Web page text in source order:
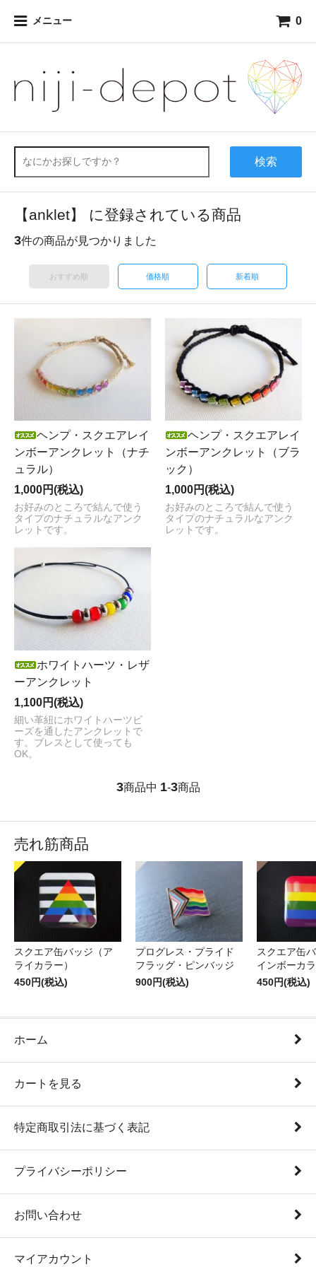
メニュー 0
検索
【anklet】 に登録されている商品
3件の商品が見つかりました
おすすめ順 価格順 新着順
ヘンプ・スクエアレイ
ンボーアンクレット（ナチ
ュラル）
1,000円(税込)
お好みのところで結んで使う
タイプのナチュラルなアンク
レットです。
ヘンプ・スクエアレイ
ンボーアンクレット（ブラ
ック）
1,000円(税込)
お好みのところで結んで使う
タイプのナチュラルなアンク
レットです。
ホワイトハーツ・レザ
ーアンクレット
1,100円(税込)
細い革紐にホワイトハーツビ
ーズを通したアンクレットで
す。ブレスとして使っても
OK。
3商品中 1-3商品
売れ筋商品
スクエア缶バッジ（ア
ライカラー）
450円(税込)
プログレス・プライド
フラッグ・ピンバッジ
900円(税込)
スクエア缶
インボーカ
450円(税込)
ホーム
カートを見る
特定商取引法に基づく表記
プライバシーポリシー
お問い合わせ
マイアカウント